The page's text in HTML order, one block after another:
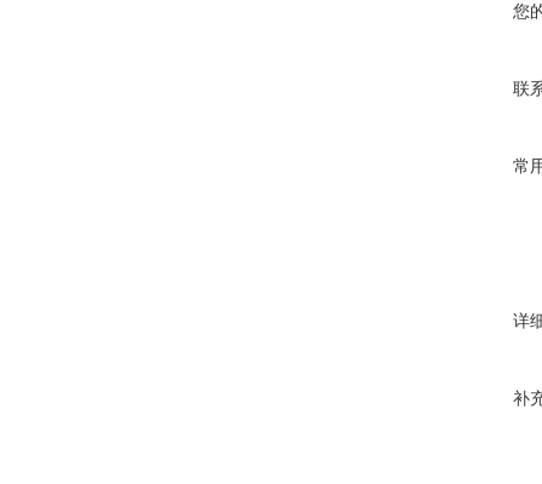
您
联
常
详
补